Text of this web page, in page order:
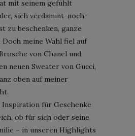
mit seinem gefühlt
sich verdammt-noch-
zu beschenken, ganze
meine Wahl fiel auf
von Chanel und
neuen Sweater von Gucci,
oben auf meiner
Inspiration für Geschenke
ob für sich oder seine
– in unseren Highlights